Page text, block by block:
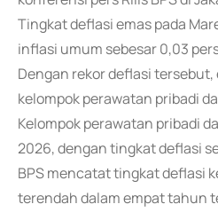
Tingkat deflasi emas pada
inflasi umum sebesar 0,03
Dengan rekor deflasi
kelompok perawatan pribadi
Kelompok perawatan pribadi
2026, dengan tingkat deflasi
BPS mencatat tingkat deflasi
terendah dalam empat tahun